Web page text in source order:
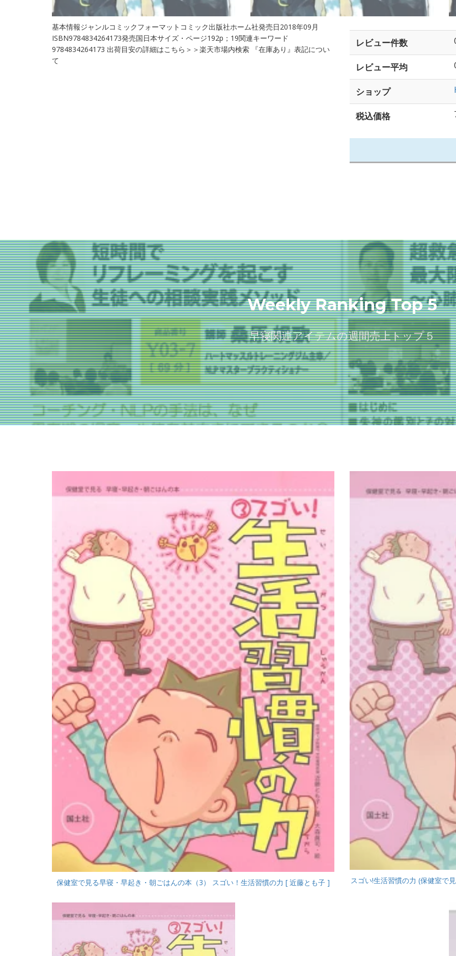
基本情報ジャンルコミックフォーマットコミック出版社ホーム社発売日2018年09月
ISBN9784834264173発売国日本サイズ・ページ192p；19関連キーワード
9784834264173 出荷目安の詳細はこちら＞＞楽天市場内検索 『在庫あり』表記につい
て
レビュー件数
レビュー平均
ショップ
税込価格
Weekly Ranking Top 5
早寝関連アイテムの週間売上トップ５
保健室で見る早寝・早起き・朝ごはんの本（3） スゴい！生活習慣の力 [ 近藤とも子 ] スゴい!生活習慣の力 (保健室で